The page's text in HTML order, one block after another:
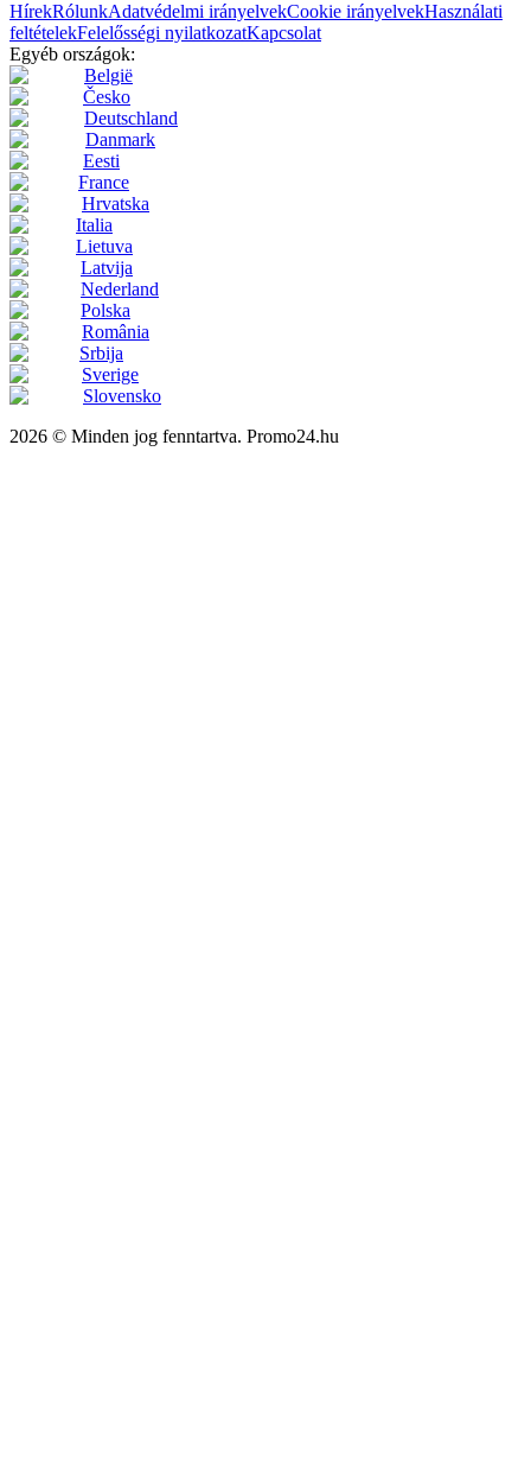
HírekRólunkAdatvédelmi irányelvekCookie irányelvekHasználati
feltételekFelelősségi nyilatkozatKapcsolat
Egyéb országok:
België
Česko
Deutschland
Danmark
Eesti
France
Hrvatska
Italia
Lietuva
Latvija
Nederland
Polska
România
Srbija
Sverige
Slovensko
2026 © Minden jog fenntartva. Promo24.hu